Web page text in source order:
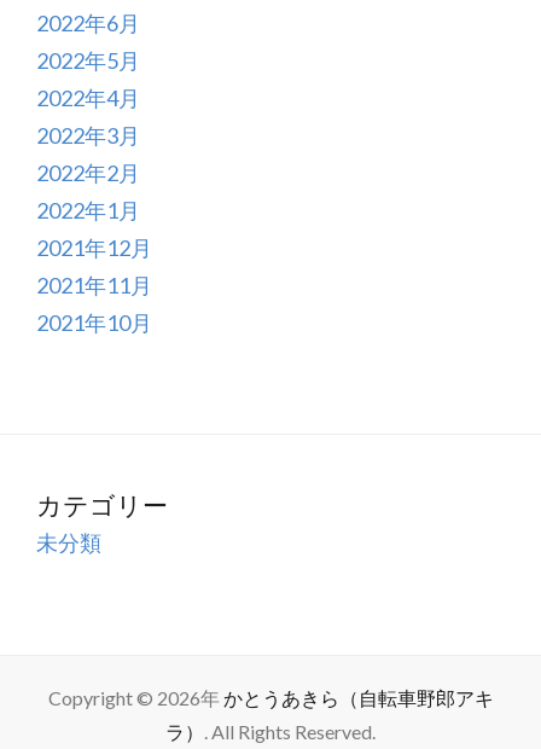
2022年6月
2022年5月
2022年4月
2022年3月
2022年2月
2022年1月
2021年12月
2021年11月
2021年10月
カテゴリー
未分類
Copyright © 2026年 かとうあきら（自転車野郎アキ
ラ） . All Rights Reserved.